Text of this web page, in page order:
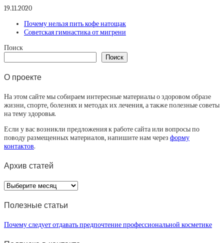
19.11.2020
Почему нельзя пить кофе натощак
Советская гимнастика от мигрени
Поиск
Поиск
О проекте
На этом сайте мы собираем интересные материалы о здоровом образе
жизни, спорте, болезнях и методах их лечения, а также полезные советы
на тему здоровья.
Если у вас возникли предложения к работе сайта или вопросы по
поводу размещенных материалов, напишите нам через форму
контактов.
Архив статей
Архив
статей
Полезные статьи
Почему следует отдавать предпочтение профессиональной косметике